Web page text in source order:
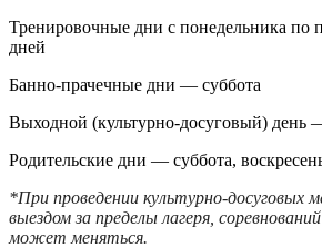
Тренировочные дни с понедельника по
дней
Банно-прачечные дни — суббота
Выходной (культурно-досуговый) день
Родительские дни — суббота,
*При проведении культурно-досуговых
выездом за пределы лагеря,
может меняться.